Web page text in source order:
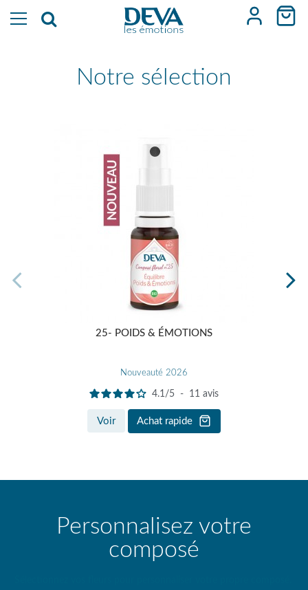
Notre sélection
25- POIDS & ÉMOTIONS
Nouveauté 2026
4.1 /5 - 11 avis
Voir Achat rapide
Personnalisez votre
composé